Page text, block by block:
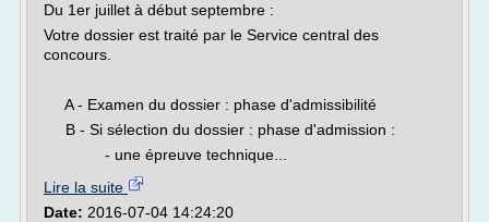
Du 1er juillet à début septembre :
Votre dossier est traité par le Service central des
concours.
A - Examen du dossier : phase d'admissibilité
B - Si sélection du dossier : phase d'admission :
- une épreuve technique...
Lire la suite
Date: 2016-07-04 14:24:20